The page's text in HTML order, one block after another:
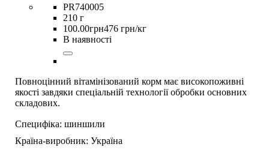
PR740005
210 г
100.00грн476 грн/кг
В наявності
Повноцінний вітамінізований корм має високопоживні
якості завдяки спеціальній технології обробки основних
складових.
Специфіка: шиншили
Країна-виробник: Україна